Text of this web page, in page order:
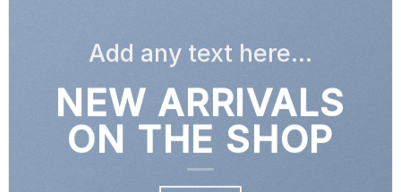
Add any text here…
NEW ARRIVALS
ON THE SHOP